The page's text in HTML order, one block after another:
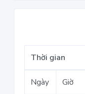
Thời gian
Ngày Giờ